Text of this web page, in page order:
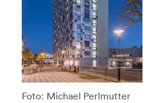
Foto: Michael Perlmutter